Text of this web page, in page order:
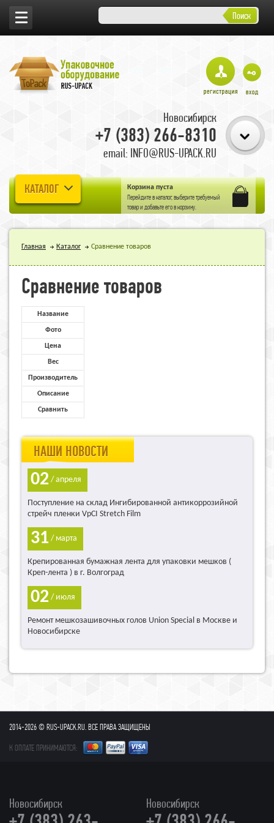
Поиск
Новосибирск
+7 (383) 266-8310
email: INFO@RUS-UPACK.RU
КАТАЛОГ Корзина пуста
Перейдите вкаталог, выберите требуемый
товар и добавьте его в корзину.
Главная Каталог Сравнение товаров
Сравнение товаров
Название
Фото
Цена
Вес
Производитель
Описание
Сравнить
НАШИ НОВОСТИ
02 / апреля
Поступление на склад Ингибированной антикоррозийной
стрейч пленки VpCI Stretch Film
31 / марта
Крепированная бумажная лента для упаковки мешков (
Креп-лента ) в г. Волгоград
02 / июля
Ремонт мешкозашивочных голов Union Special в Москве и
Новосибирске
2014-2026 © RUS-UPACK.RU. ВСЕ ПРАВА ЗАЩИЩЕНЫ
К ОПЛАТЕ ПРИНИМАЮТСЯ:
Новосибирск Новосибирск